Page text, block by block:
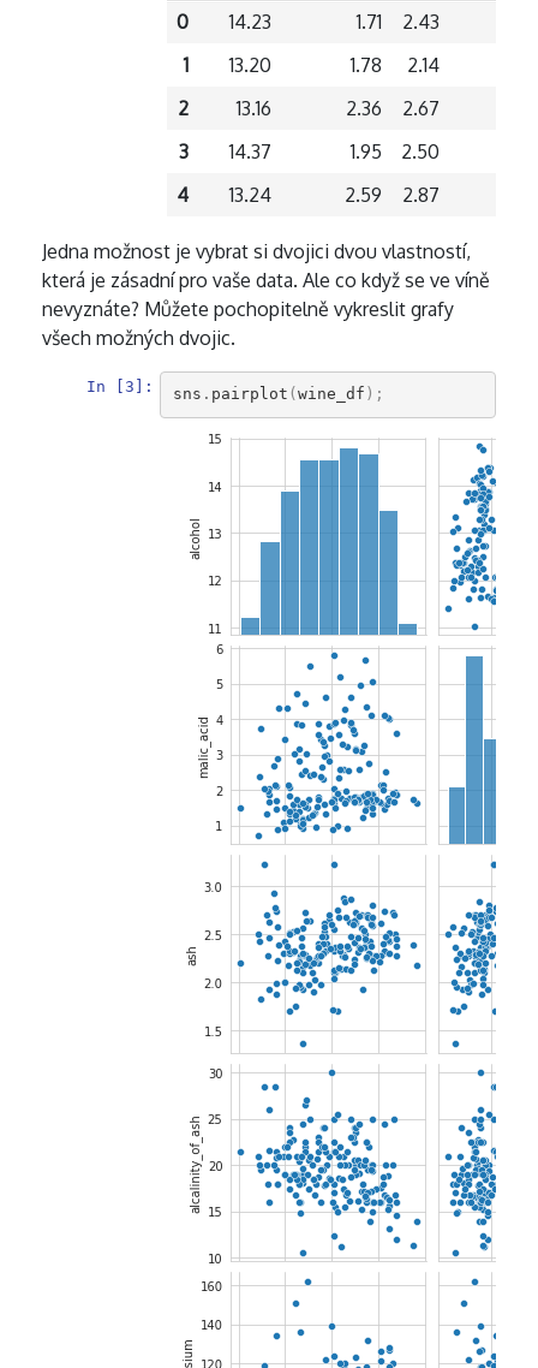
0
14.23 1.71
2.43
1
13.20 1.78
2.14
2
13.16 2.36
2.67
3
14.37 1.95
2.50
4
13.24 2.59 2.87
Jedna možnost je vybrat si dvojici dvou vlastností,
která je zásadní pro vaše data. Ale co když se ve víně
nevyznáte? Můžete pochopitelně vykreslit grafy
všech možných dvojic.
In [3]: sns . pairplot ( wine_df );